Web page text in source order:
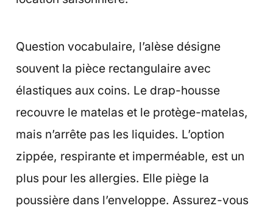
Question vocabulaire, l’alèse désigne
souvent la pièce rectangulaire avec
élastiques aux coins. Le drap-housse
recouvre le matelas et le protège-matelas,
mais n’arrête pas les liquides. L’option
zippée, respirante et imperméable, est un
plus pour les allergies. Elle piège la
poussière dans l’enveloppe. Assurez-vous